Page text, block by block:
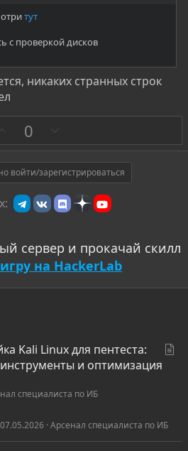
тут
с проверкой дисков
никаких странных строк
а
0
р
о
т
и
в
войти/зарегистрироваться
сервер и прокачай скилл
на HackerLab
Kali Linux для пентеста:
и оптимизация
специалиста по ИБ
Арсенал специалиста по ИБ
07.05.2026